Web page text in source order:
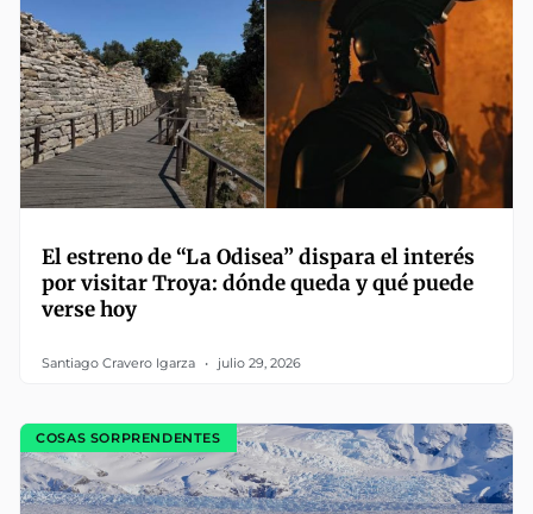
El estreno de “La Odisea” dispara el interés
por visitar Troya: dónde queda y qué puede
verse hoy
Santiago Cravero Igarza julio 29, 2026
COSAS SORPRENDENTES